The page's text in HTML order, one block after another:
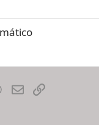
WhatsApp
EmailEnlace